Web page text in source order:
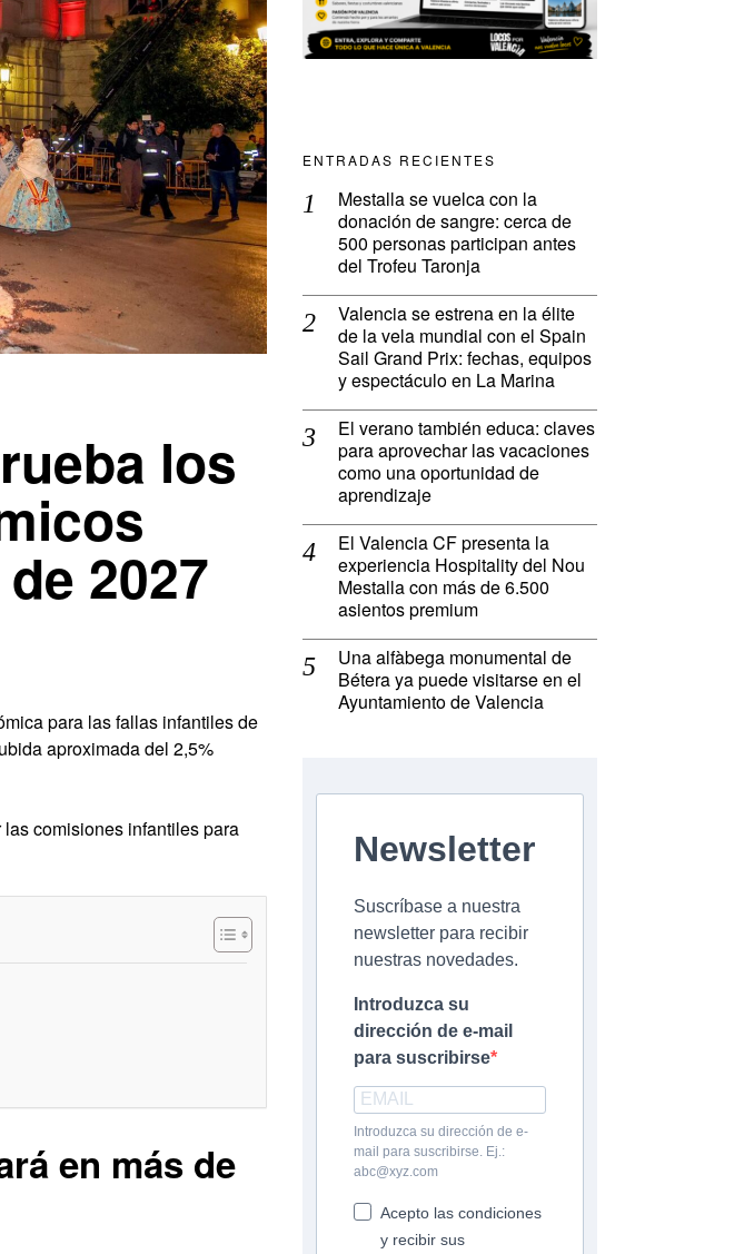
los
2027
para las fallas infantiles de
aproximada del 2,5%
comisiones infantiles para
en más de
ENTRADAS RECIENTES
Mestalla se vuelca con la
donación de sangre: cerca de
500 personas participan antes
del Trofeu Taronja
Valencia se estrena en la élite
de la vela mundial con el Spain
Sail Grand Prix: fechas, equipos
y espectáculo en La Marina
El verano también educa: claves
para aprovechar las vacaciones
como una oportunidad de
aprendizaje
El Valencia CF presenta la
experiencia Hospitality del Nou
Mestalla con más de 6.500
asientos premium
Una alfàbega monumental de
Bétera ya puede visitarse en el
Ayuntamiento de Valencia
Newsletter
Suscríbase a nuestra
newsletter para recibir
nuestras novedades.
Introduzca su
dirección de e-mail
para suscribirse
Introduzca su dirección de e-
mail para suscribirse. Ej.:
abc@xyz.com
Acepto las condiciones
y recibir sus